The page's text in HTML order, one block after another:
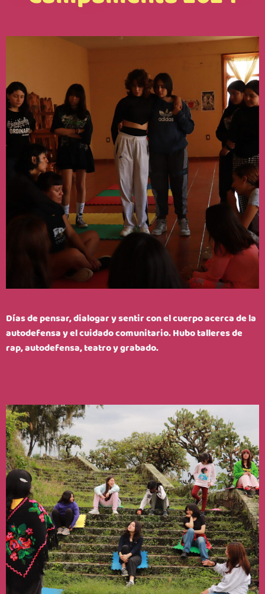
Días de pensar, dialogar y sentir con el cuerpo acerca de la
autodefensa y el cuidado comunitario. Hubo talleres de
rap, autodefensa, teatro y grabado.